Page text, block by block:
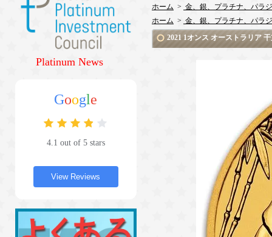
Platinum News
Google
4.1 out of 5 stars
View Reviews
ホーム > 金、銀、プラチナ、パラ
ホーム > 金、銀、プラチナ、パラ
2021 1オンス オーストラリア